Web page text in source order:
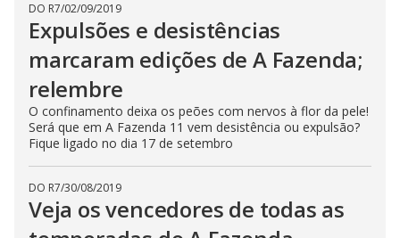
DO R7/02/09/2019
Expulsões e desistências
marcaram edições de A Fazenda;
relembre
O confinamento deixa os peões com nervos à flor da pele!
Será que em A Fazenda 11 vem desistência ou expulsão?
Fique ligado no dia 17 de setembro
DO R7/30/08/2019
Veja os vencedores de todas as